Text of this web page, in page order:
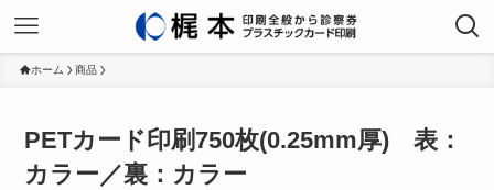
ホーム 商品
PETカード印刷750枚(0.25mm厚) 表：
カラー／裏：カラー